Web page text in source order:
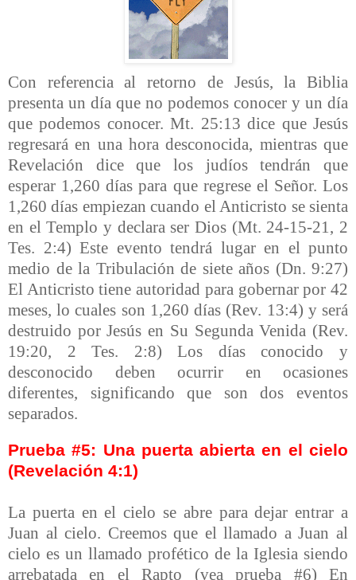
Con referencia al retorno de Jesús, la Biblia
presenta un día que no podemos conocer y un día
que podemos conocer. Mt. 25:13 dice que Jesús
regresará en una hora desconocida, mientras que
Revelación dice que los judíos tendrán que
esperar 1,260 días para que regrese el Señor. Los
1,260 días empiezan cuando el Anticristo se sienta
en el Templo y declara ser Dios (Mt. 24-15-21, 2
Tes. 2:4) Este evento tendrá lugar en el punto
medio de la Tribulación de siete años (Dn. 9:27)
El Anticristo tiene autoridad para gobernar por 42
meses, lo cuales son 1,260 días (Rev. 13:4) y será
destruido por Jesús en Su Segunda Venida (Rev.
19:20, 2 Tes. 2:8) Los días conocido y
desconocido deben ocurrir en ocasiones
diferentes, significando que son dos eventos
separados.
Prueba #5: Una puerta abierta en el cielo
(Revelación 4:1)
La puerta en el cielo se abre para dejar entrar a
Juan al cielo. Creemos que el llamado a Juan al
cielo es un llamado profético de la Iglesia siendo
arrebatada en el Rapto (vea prueba #6) En